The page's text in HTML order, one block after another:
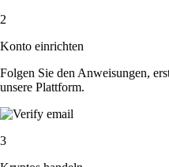
2
Konto einrichten
Folgen Sie den Anweisungen,
unsere Plattform.
3